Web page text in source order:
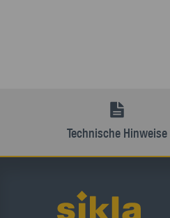
Technische Hinweise